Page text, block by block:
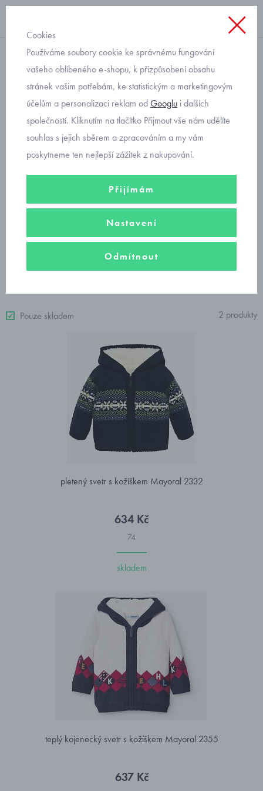
mikiny, svetry, kabátky
kojenecké svetry
zateplené
Moderní a pohodlné svetry zajistí vašemu miminku vyjímečný tepelný
komfort.
Filtry
Seřadit podle
Nejprodávanější
Pouze skladem 2 produkty
pletený svetr s kožíškem Mayoral 2332
634 Kč
74
skladem
teplý kojenecký svetr s kožíškem Mayoral 2355
637 Kč
Cookies
Používáme soubory cookie ke správnému fungování
vašeho oblíbeného e-shopu, k přizpůsobení obsahu
stránek vašim potřebám, ke statistickým a marketingovým
účelům a personalizaci reklam odGooglu i dalších
společností. Kliknutím na tlačítko Přijmout vše nám udělíte
souhlas s jejich sběrem a zpracováním a my vám
poskytneme ten nejlepší zážitek z nakupování.
Přijímám
Nastavení
Odmítnout